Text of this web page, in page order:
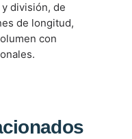
división, de
de longitud,
con